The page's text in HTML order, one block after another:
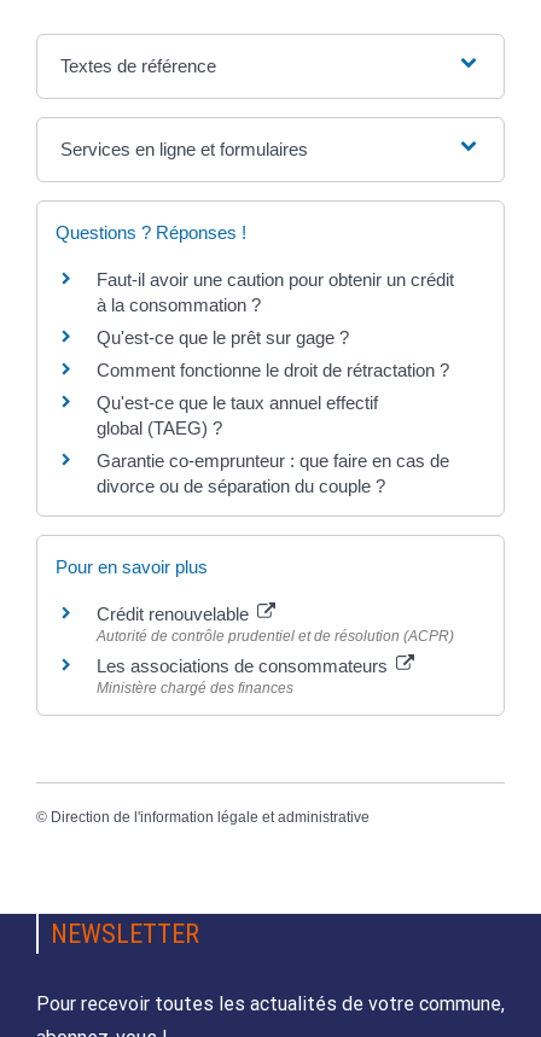
Textes de référence
Services en ligne et formulaires
Questions ? Réponses !
Faut-il avoir une caution pour obtenir un crédit
à la consommation ?
Qu'est-ce que le prêt sur gage ?
Comment fonctionne le droit de rétractation ?
Qu'est-ce que le taux annuel effectif
global (TAEG) ?
Garantie co-emprunteur : que faire en cas de
divorce ou de séparation du couple ?
Pour en savoir plus
Crédit renouvelable
Autorité de contrôle prudentiel et de résolution (ACPR)
Les associations de consommateurs
Ministère chargé des finances
© Direction de l'information légale et administrative
NEWSLETTER
Pour recevoir toutes les actualités de votre commune,